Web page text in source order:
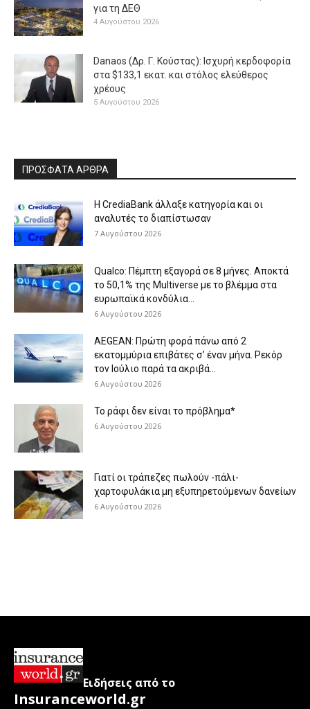
για τη ΔΕΘ
4 Αυγούστου 2026
Danaos (Δρ. Γ. Κούστας): Ισχυρή κερδοφορία
στα $133,1 εκατ. και στόλος ελεύθερος
χρέους
5 Αυγούστου 2026
ΠΡΟΣΦΑΤΑ ΑΡΘΡΑ
Η CrediaBank άλλαξε κατηγορία και οι
αναλυτές το διαπίστωσαν
7 Αυγούστου 2026
Qualco: Πέμπτη εξαγορά σε 8 μήνες. Aποκτά
το 50,1% της Multiverse με το βλέμμα στα
ευρωπαϊκά κονδύλια...
6 Αυγούστου 2026
AEGEAN: Πρώτη φορά πάνω από 2
εκατομμύρια επιβάτες σ’ έναν μήνα. Ρεκόρ
τον Ιούλιο παρά τα ακριβά...
6 Αυγούστου 2026
Το ράφι δεν είναι το πρόβλημα*
6 Αυγούστου 2026
Γιατί οι τράπεζες πωλούν -πάλι-
χαρτοφυλάκια μη εξυπηρετούμενων δανείων
6 Αυγούστου 2026
Ειδήσεις από το
Insuranceworld.gr